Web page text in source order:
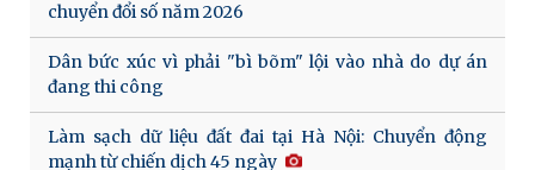
chuyển đổi số năm 2026
Dân bức xúc vì phải "bì bõm" lội vào nhà do dự án
đang thi công
Làm sạch dữ liệu đất đai tại Hà Nội: Chuyển động
mạnh từ chiến dịch 45 ngày